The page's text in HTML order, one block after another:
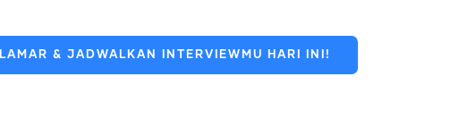
LAMAR & JADWALKAN INTERVIEWMU HARI INI!